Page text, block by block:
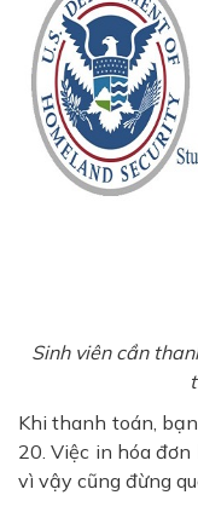
Sinh viên cần
Khi thanh toán,
20. Việc in hóa
vì vậy cũng đừng